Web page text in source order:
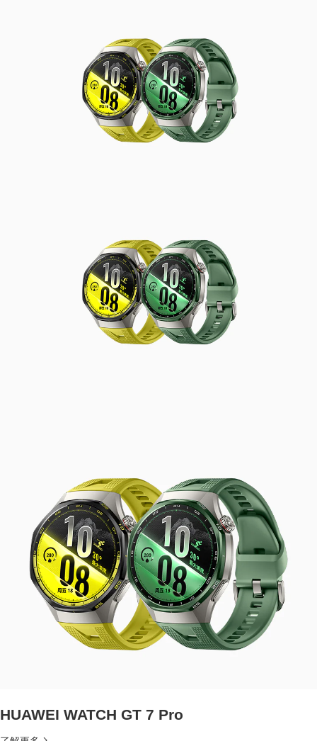
HUAWEI WATCH GT 7 Pro